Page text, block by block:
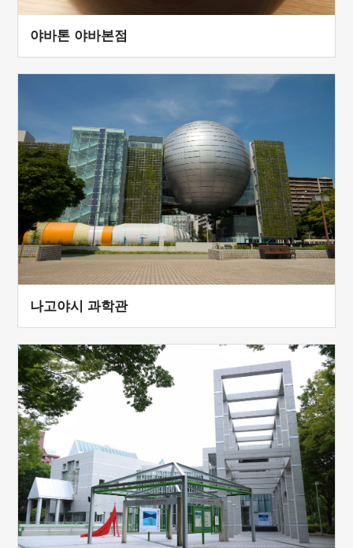
야바톤 야바본점
나고야시 과학관